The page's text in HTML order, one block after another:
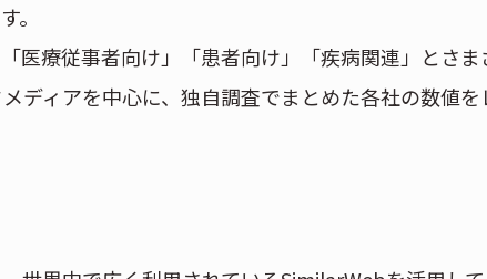
。
医療従事者向け」「患者向け」「疾病関連」とさま
ディアを中心に、独自調査でまとめた各社の数値を